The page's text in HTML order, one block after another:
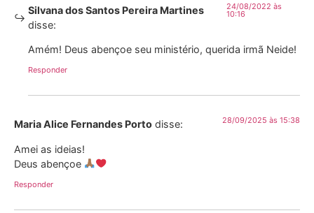
Silvana dos Santos Pereira Martines
disse:
24/08/2022 às
10:16
Amém! Deus abençoe seu ministério, querida irmã Neide!
Responder
Maria Alice Fernandes Porto disse: 28/09/2025 às 15:38
Amei as ideias!
Deus abençoe
Responder